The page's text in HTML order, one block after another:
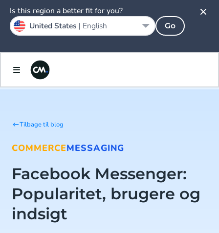
Tilbage til blog
COMMERCEMESSAGING
Facebook Messenger:
Popularitet, brugere og
indsigt
Is this region a better fit for you?
United States | English Go